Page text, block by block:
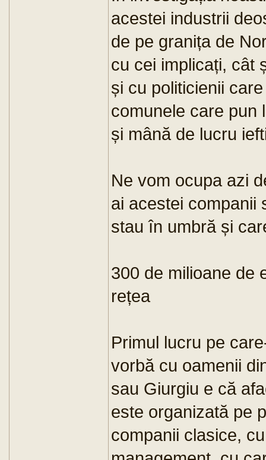
acestei industrii
de pe granița de
cu cei implicați, cât
și cu politicienii
comunele care pun
și mână de lucru
Ne vom ocupa azi
ai acestei companii
stau în umbră și
300 de milioane de
rețea
Primul lucru pe
vorbă cu oamenii
sau Giurgiu e că
este organizată pe
companii clasice,